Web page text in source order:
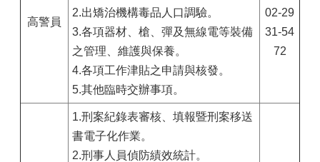
高警員
2.出矯治機構毒品人口調驗。
3.各項器材、槍、彈及無線電等裝備
之管理、維護與保養。
4.各項工作津貼之申請與核發。
5.其他臨時交辦事項。
02-29
31-54
72
1.刑案紀錄表審核、填報暨刑案移送
書電子化作業。
2.刑事人員偵防績效統計。